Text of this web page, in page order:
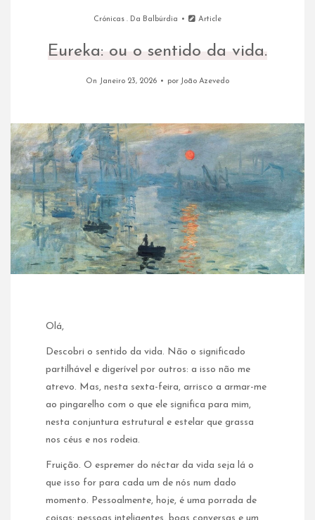
Crónicas. Da Balbúrdia Article
Eureka: ou o sentido da vida.
On Janeiro 23, 2026 por João Azevedo
Olá,
Descobri o sentido da vida. Não o significado
partilhável e digerível por outros: a isso não me
atrevo. Mas, nesta sexta-feira, arrisco a armar-me
ao pingarelho com o que ele significa para mim,
nesta conjuntura estrutural e estelar que grassa
nos céus e nos rodeia.
Fruição. O espremer do néctar da vida seja lá o
que isso for para cada um de nós num dado
momento. Pessoalmente, hoje, é uma porrada de